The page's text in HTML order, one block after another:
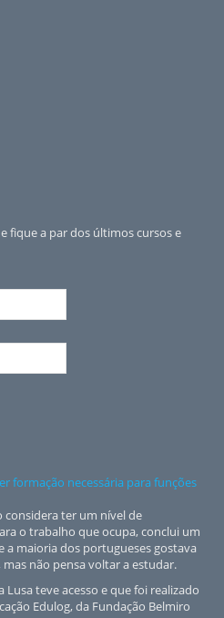
fique a par dos últimos cursos e
formação necessária para funções
considera ter um nível de
o trabalho que ocupa, conclui um
a maioria dos portugueses gostava
não pensa voltar a estudar.
Lusa teve acesso e que foi realizado
Edulog, da Fundação Belmiro